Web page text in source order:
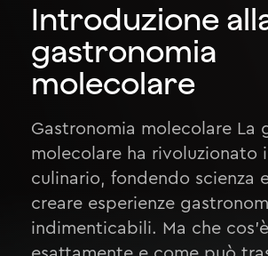
Introduzione
gastronomia
molecolare
Gastronomia molecolare La
molecolare ha rivoluzionato
culinario, fondendo scienza
creare esperienze
indimenticabili. Ma che cos’è